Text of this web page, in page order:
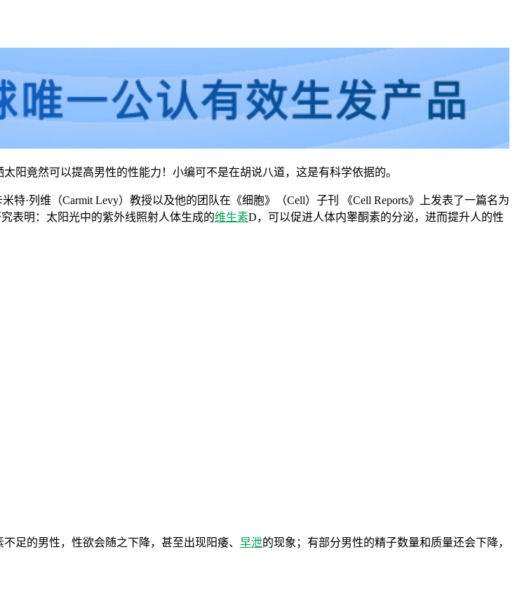
阳竟然可以提高男性的性能力！小编可不是在胡说八道，这是有科学依据的。
·列维（Carmit Levy）教授以及他的团队在《细胞》（Cell）子刊 《Cell Reports》上发表了一篇名为
究表明：太阳光中的紫外线照射人体生成的维生素D，可以促进人体内睾酮素的分泌，进而提升人的性
足的男性，性欲会随之下降，甚至出现阳痿、 早泄的现象；有部分男性的精子数量和质量还会下降，